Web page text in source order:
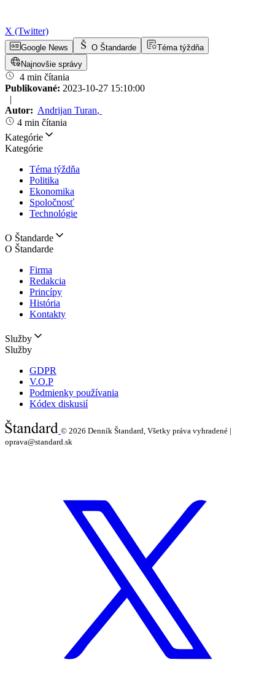
X (Twitter)
Google News O Štandarde
Téma týždňa
Najnovšie správy
4 min čítania
Publikované: 2023-10-27 15:10:00
|
Autor: Andrijan Turan,
4 min čítania
Kategórie
Kategórie
Téma týždňa
Politika
Ekonomika
Spoločnosť
Technológie
O Štandarde
O Štandarde
Firma
Redakcia
Princípy
História
Kontakty
Služby
Služby
GDPR
V.O.P
Podmienky používania
Kódex diskusií
© 2026 Denník Štandard, Všetky práva vyhradené |
oprava@standard.sk